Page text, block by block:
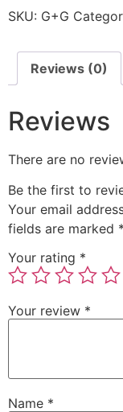
SKU: G+G
Reviews (0)
Reviews
There are no
Be the first to review
Your email
fields are marked *
Your rating *
Your review *
Name *